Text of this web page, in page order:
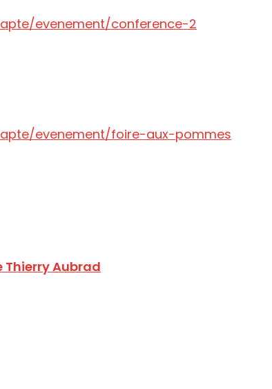
evenement/conference-2
evenement/foire-aux-pommes
Thierry Aubrad